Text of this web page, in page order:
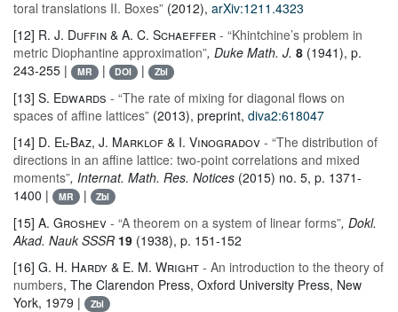
toral translations II. Boxes” (2012), arXiv:1211.4323
[12] R. J. Duffin & A. C. Schaeffer - “Khintchine’s problem in
metric Diophantine approximation”, Duke Math. J. 8 (1941), p.
243-255 |
MR | DOI | Zbl
[13] S. Edwards - “The rate of mixing for diagonal flows on
spaces of affine lattices” (2013), preprint, diva2:618047
[14] D. El-Baz, J. Marklof & I. Vinogradov - “The distribution of
directions in an affine lattice: two-point correlations and mixed
moments”, Internat. Math. Res. Notices (2015) no. 5, p. 1371-
1400 |
MR | Zbl
[15] A. Groshev - “A theorem on a system of linear forms”, Dokl.
Akad. Nauk SSSR 19 (1938), p. 151-152
[16] G. H. Hardy & E. M. Wright - An introduction to the theory of
numbers, The Clarendon Press, Oxford University Press, New
York, 1979 |
Zbl